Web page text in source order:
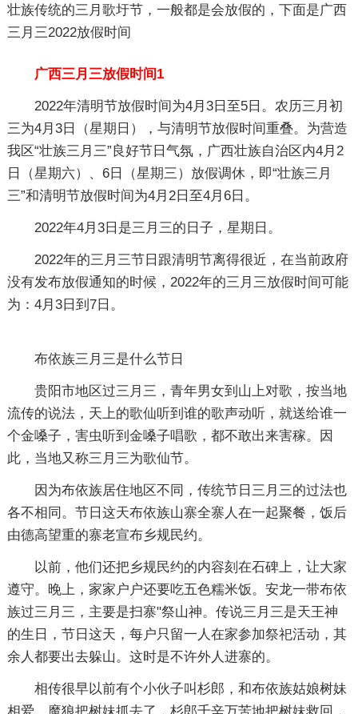
壮族传统的三月歌圩节，一般都是会放假的，下面是广西
三月三2022放假时间
广西三月三放假时间1
2022年清明节放假时间为4月3日至5日。农历三月初
三为4月3日（星期日），与清明节放假时间重叠。为营造
我区“壮族三月三”良好节日气氛，广西壮族自治区内4月2
日（星期六）、6日（星期三）放假调休，即“壮族三月
三”和清明节放假时间为4月2日至4月6日。
2022年4月3日是三月三的日子，星期日。
2022年的三月三节日跟清明节离得很近，在当前政府
没有发布放假通知的时候，2022年的三月三放假时间可能
为：4月3日到7日。
布依族三月三是什么节日
贵阳市地区过三月三，青年男女到山上对歌，按当地
流传的说法，天上的歌仙听到谁的歌声动听，就送给谁一
个金嗓子，害虫听到金嗓子唱歌，都不敢出来害稼。因
此，当地又称三月三为歌仙节。
因为布依族居住地区不同，传统节日三月三的过法也
各不相同。节日这天布依族山寨全寨人在一起聚餐，饭后
由德高望重的寨老宣布乡规民约。
以前，他们还把乡规民约的内容刻在石碑上，让大家
遵守。晚上，家家户户还要吃五色糯米饭。安龙一带布依
族过三月三，主要是扫寨"祭山神。传说三月三是天王神
的生日，节日这天，每户只留一人在家参加祭祀活动，其
余人都要出去躲山。这时是不许外人进寨的。
相传很早以前有个小伙子叫杉郎，和布依族姑娘树妹